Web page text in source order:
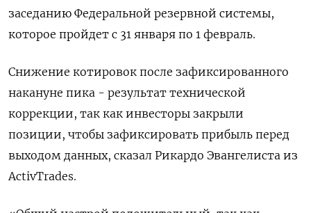
заседанию Федеральной резервной системы,
которое пройдет с 31 января по 1 февраль.
Снижение котировок после зафиксированного
накануне пика - результат технической
коррекции, так как инвесторы закрыли
позиции, чтобы зафиксировать прибыль перед
выходом данных, сказал Рикардо Эвангелиста из
ActivTrades.